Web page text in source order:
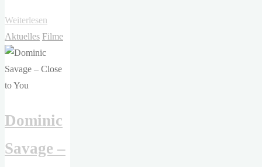
Weiterlesen
Mäkelä
Sebastian"
Aktuelles Filme
Dominic
Savage –